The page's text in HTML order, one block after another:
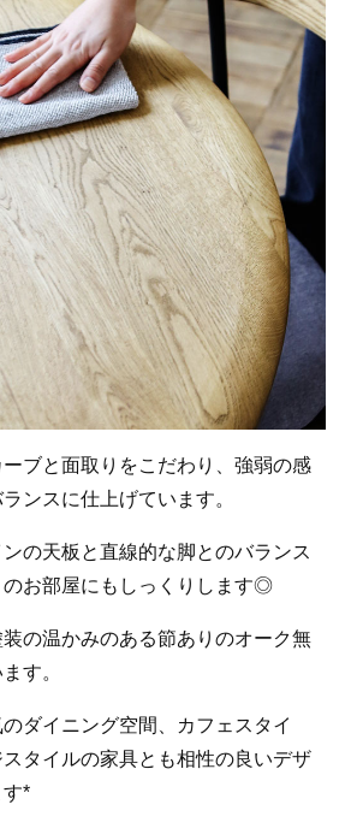
ブと面取りをこだわり、強弱の感
ンスに仕上げています。
の天板と直線的な脚とのバランス
のお部屋にもしっくりします◎
の温かみのある節ありのオーク無
す。
ダイニング空間、カフェスタイ
タイルの家具とも相性の良いデザ
す*